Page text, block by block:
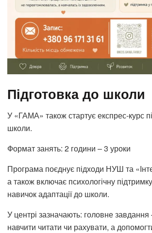
Підготовка до школи
У «ГАМА» також стартує експрес-курс
школи.
Формат занять: 2 години – 3 уроки
Програма поєднує підходи НУШ та
а також включає психологічну
навичок адаптації до школи.
У центрі зазначають: головне
навчити читати чи рахувати, а